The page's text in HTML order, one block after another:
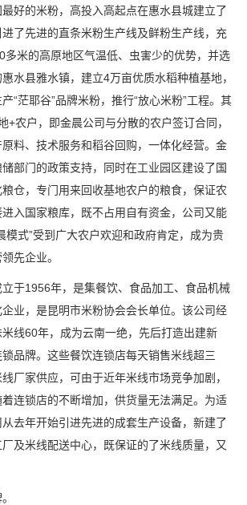
好的米粉，高投入高起点在惠水县城建立了
了先进的直条米粉生产线及鲜粉生产线，充
多米的高原地区气温低、虫害少的优势，并选
水县雅水镇，建立4万亩优质水稻种植基地，
“茫耶谷”品牌米粉，推行“放心米粉”工程。其
+农户，即金晨公司与分散的农户签订合同，
料、技术服务和稻谷回购，一体化经营。金
部门的政策支持，同时在工业园区建设了国
仓，专门用来回收基地农户的粮食，保证农
入国家粮库，既不占用自有资金，公司又能
模式”受到广大农户欢迎和政府肯定，成为贵
先企业。
于1956年，是集餐饮、食品加工、食品机械
业，是昆明市米粉协会会长单位。该公司经
线60年，成为云南一绝，先后打造出建新
品牌。这些餐饮连锁店每天销售米线超三
厂家供应，可由于近年米线市场竞争加剧，
连锁店的不断增加，供货量无法满足。为适
去年开始引进先进的成套生产设备，新建了
及米线配送中心，既保证的了米线质量，又